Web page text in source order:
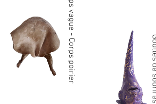
Corps vague - Corps poirier Gouttes de sourires